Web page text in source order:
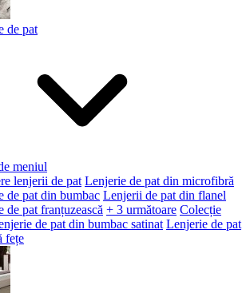
de pat
meniul
lenjerii de pat Lenjerie de pat din microfibră
de pat din bumbac Lenjerii de pat din flanel
de pat franțuzească + 3 următoare Colecție
de pat din bumbac satinat Lenjerie de pat
fețe